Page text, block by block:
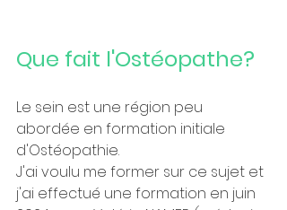
Que fait l'Ostéopathe?
Le sein est une région peu
abordée en formation initiale
d'Ostéopathie.
J'ai voulu me former sur ce sujet et
j'ai effectué une formation en juin